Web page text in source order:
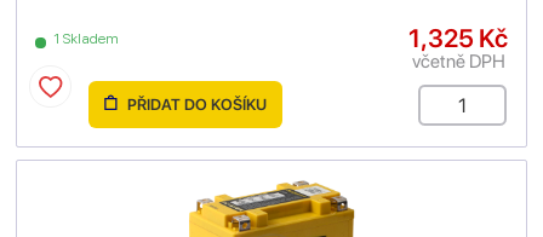
1 Skladem 1,325 Kč
včetně DPH
PŘIDAT DO KOŠÍKU